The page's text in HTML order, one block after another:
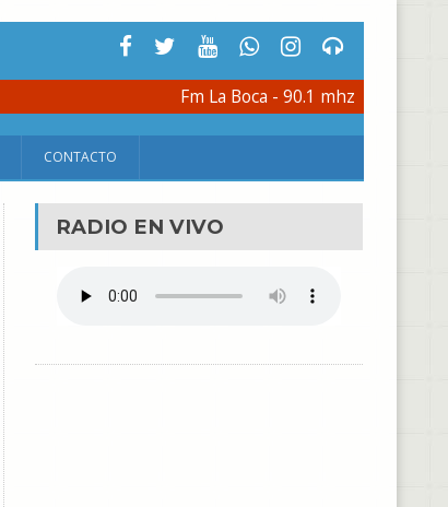
Fm La Boca - 90.1 mhz
CONTACTO
RADIO EN VIVO